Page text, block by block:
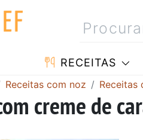
RECEITAS
Receitas com noz Receitas
creme de